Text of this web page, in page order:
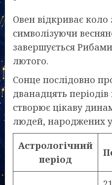
Овен відкриває коло
символізуючи
завершується
лютого.
Сонце послідовно
дванадцять
створює цікаву
людей, народжених у
Астрологічний
період